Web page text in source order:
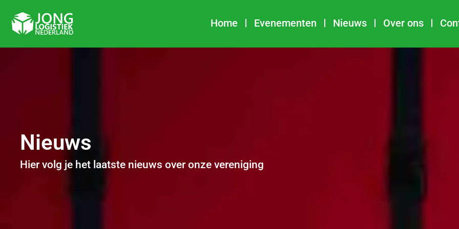
naar
inhoud
Home Evenementen Nieuws Over ons
Nieuws
Hier volg je het laatste nieuws over onze vereniging